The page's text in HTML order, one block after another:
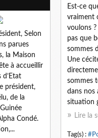
Selon
parues
la Maison
à accueillir
d’Etat
président,
de la
Condé.
Est-ce
vraiment
voulons
pas que
sommes
Une
sommes
dans nos
situation
Lire la
Tag(s) :